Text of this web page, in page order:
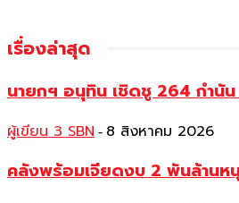
เรื่องล่าสุด
นายกฯ อนุทิน เชิดชู 264 กำนั
ผู้เขียน 3 SBN - 8 สิงหาคม 2026
คลังพร้อมเจียดงบ 2 พันล้านหนุ